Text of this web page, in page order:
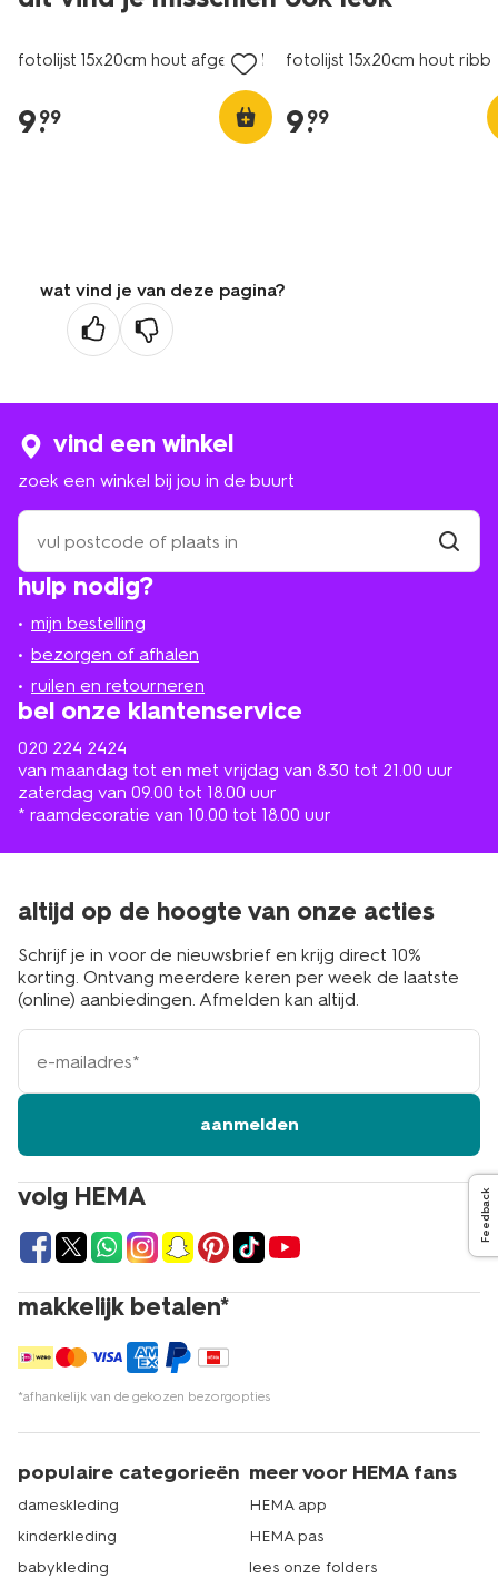
fotolijst 15x20cm hout afgerond
9.
99
fotolijst 15x20cm hout
9.
99
wat vind je van deze pagina?
hulp nodig?
mijn bestelling
bezorgen of afhalen
ruilen en retourneren
bel onze klantenservice
020 224 2424
van maandag tot en met vrijdag van 8.30 tot 21.00 uur
zaterdag van 09.00 tot 18.00 uur
* raamdecoratie van 10.00 tot 18.00 uur
vind een winkel
zoek een winkel bij jou in de buurt
zoek
een
winkel
bij
in
de
buurt
volg HEMA
makkelijk betalen*
*afhankelijk van de gekozen bezorgopties
altijd op de hoogte van onze acties
Schrijf je in voor de nieuwsbrief en krijg direct 10%
korting. Ontvang meerdere keren per week de laatste
(online) aanbiedingen. Afmelden kan altijd.
e-
mailadres
aanmelden
populaire categorieën
dameskleding
kinderkleding
babykleding
meer voor HEMA fans
HEMA app
HEMA pas
lees onze folders
Feedback